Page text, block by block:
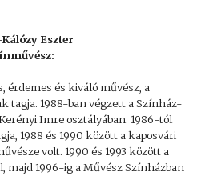
Eszter
érdemes és kiváló művész, a
tagja. 1988-ban végzett a Színház-
Imre osztályában. 1986-tól
1988 és 1990 között a kaposvári
volt. 1990 és 1993 között a
majd 1996-ig a Művész Színházban